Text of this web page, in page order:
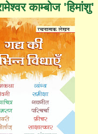
काम्बोज 'हिमांशु'